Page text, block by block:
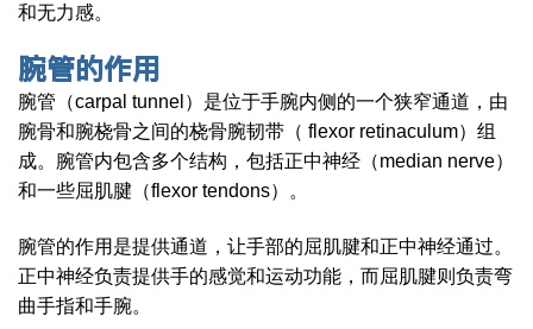
和无力感。
腕管的作用
腕管（carpal tunnel）是位于手腕内侧的一个狭窄通道，由
腕骨和腕桡骨之间的桡骨腕韧带（ flexor retinaculum）组
成。腕管内包含多个结构，包括正中神经（median nerve）
和一些屈肌腱（flexor tendons）。
腕管的作用是提供通道，让手部的屈肌腱和正中神经通过。
正中神经负责提供手的感觉和运动功能，而屈肌腱则负责弯
曲手指和手腕。